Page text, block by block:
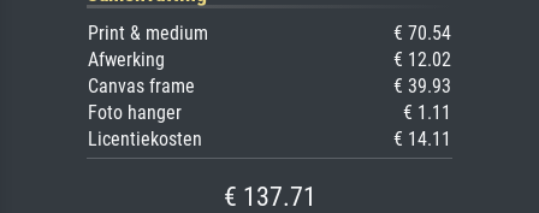
Print & medium
€ 70.54
Afwerking
€ 12.02
Canvas frame
€ 39.93
Foto hanger
€ 1.11
Licentiekosten
€ 14.11
€ 137.71